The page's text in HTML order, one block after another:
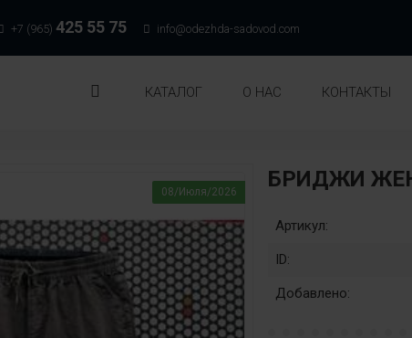
+7 (965) 425 55 75 info@odezhda-sadovod.com
КАТАЛОГ О НАС КОНТАКТЫ
08/Июля/2026 БРИДЖИ
Артикул:
ID:
Добавлено: